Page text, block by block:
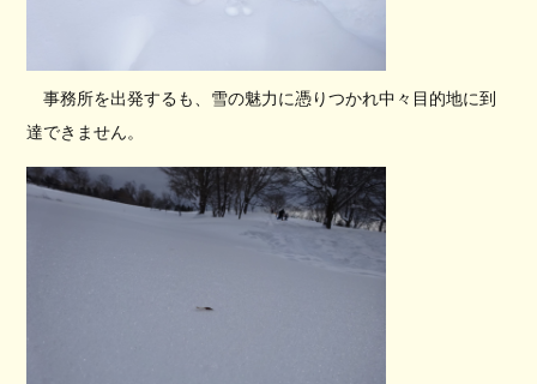
事務所を出発するも、雪の魅力に憑りつかれ中々目的地に到
達できません。